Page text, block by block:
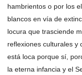
hambrientos o por los
blancos en vía de
locura que trasciende
reflexiones culturales y
está loca porque sí,
la eterna infancia y el